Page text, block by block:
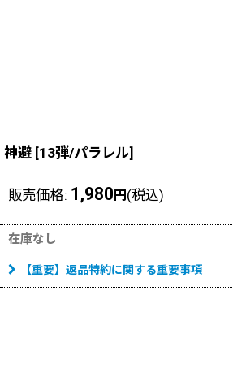
神避 [13弾/パラレル]
販売価格: 1,980 円 (税込)
在庫なし
【重要】返品特約に関する重要事項